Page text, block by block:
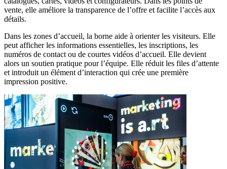
vente, elle améliore la transparence de l’offre et facilite l’accès aux
détails.
Dans les zones d’accueil, la borne aide à orienter les visiteurs. Elle
peut afficher les informations essentielles, les inscriptions, les
numéros de contact ou de courtes vidéos d’accueil. Elle devient
alors un soutien pratique pour l’équipe. Elle réduit les files d’attente
et introduit un élément d’interaction qui crée une première
impression positive.